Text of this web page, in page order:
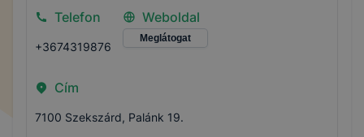
Telefon
+3674319876
Weboldal
Meglátogat
Cím
7100 Szekszárd, Palánk 19.